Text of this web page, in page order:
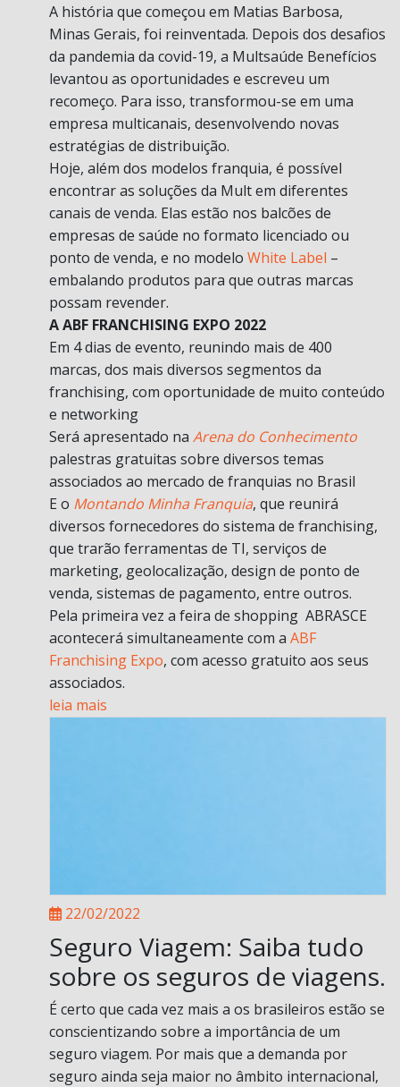
A história que começou em Matias Barbosa,
Minas Gerais, foi reinventada. Depois dos desafios
da pandemia da covid-19, a Multsaúde Benefícios
levantou as oportunidades e escreveu um
recomeço. Para isso, transformou-se em uma
empresa multicanais, desenvolvendo novas
estratégias de distribuição.
Hoje, além dos modelos franquia, é possível
encontrar as soluções da Mult em diferentes
canais de venda. Elas estão nos balcões de
empresas de saúde no formato licenciado ou
ponto de venda, e no modelo White Label –
embalando produtos para que outras marcas
possam revender.
A ABF FRANCHISING EXPO 2022
Em 4 dias de evento, reunindo mais de 400
marcas, dos mais diversos segmentos da
franchising, com oportunidade de muito conteúdo
e networking
Será apresentado na Arena do Conhecimento
palestras gratuitas sobre diversos temas
associados ao mercado de franquias no Brasil
E o Montando Minha Franquia, que reunirá
diversos fornecedores do sistema de franchising,
que trarão ferramentas de TI, serviços de
marketing, geolocalização, design de ponto de
venda, sistemas de pagamento, entre outros.
Pela primeira vez a feira de shopping ABRASCE
acontecerá simultaneamente com a ABF
Franchising Expo, com acesso gratuito aos seus
associados.
leia mais
22/02/2022
Seguro Viagem: Saiba tudo
sobre os seguros de viagens.
É certo que cada vez mais a os brasileiros estão se
conscientizando sobre a importância de um
seguro viagem. Por mais que a demanda por
seguro ainda seja maior no âmbito internacional,